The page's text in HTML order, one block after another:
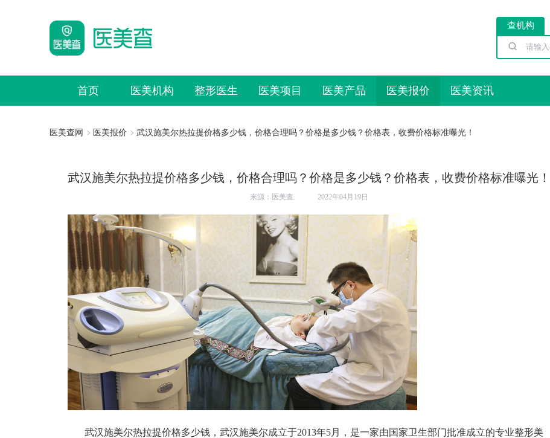
查机构
首页 医美机构 整形医生 医美项目 医美产品 医美报价 医美资讯
医美查网 医美报价 武汉施美尔热拉提价格多少钱，价格合理吗？价格是多少钱？价格表，收费价格标准曝光！
武汉施美尔热拉提价格多少钱，价格合理吗？价格是多少钱？价格表，收费价格标准曝光！
来源： 医美查 2022年04月19日
武汉施美尔热拉提价格多少钱，武汉施美尔成立于2013年5月，是一家由国家卫生部门批准成立的专业整形美